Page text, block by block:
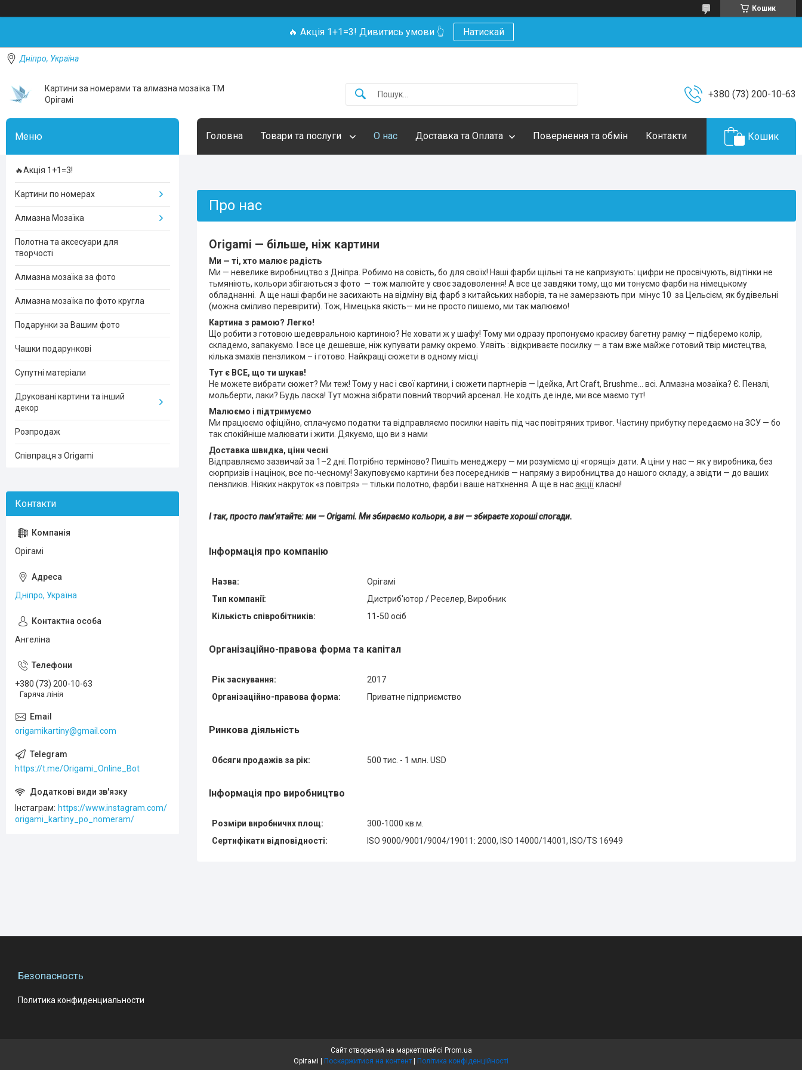
Кошик
🔥 Акція 1+1=3! Дивитись умови 👆 Натискай
Дніпро, Україна
Картини за номерами та алмазна мозаїка ТМ
Орігамі
+380 (73) 200-10-63
Головна Товари та послуги О нас Доставка та Оплата Повернення та обмін Контакти Кошик
Про нас
Origami — більше, ніж картини
Ми — ті, хто малює радість
Ми — невелике виробництво з Дніпра. Робимо на совість, бо для своїх! Наші фарби щільні та не капризують: цифри не просвічують, відтінки не
тьмяніють, кольори збігаються з фото — тож малюйте у своє задоволення! А все це завдяки тому, що ми тонуємо фарби на німецькому
обладнанні. А ще наші фарби не засихають на відміну від фарб з китайських наборів, та не замерзають при мінус 10 за Цельсієм, як будівельні
(можна сміливо перевірити). Тож, Німецька якість— ми не просто пишемо, ми так малюємо!
Картина з рамою? Легко!
Що робити з готовою шедевральною картиною? Не ховати ж у шафу! Тому ми одразу пропонуємо красиву багетну рамку — підберемо колір,
складемо, запакуємо. І все це дешевше, ніж купувати рамку окремо. Уявіть : відкриваєте посилку — а там вже майже готовий твір мистецтва,
кілька змахів пензликом – і готово. Найкращі сюжети в одному місці
Тут є ВСЕ, що ти шукав!
Не можете вибрати сюжет? Ми теж! Тому у нас і свої картини, і сюжети партнерів — Ідейка, Art Craft, Brushme… всі. Алмазна мозаїка? Є. Пензлі,
мольберти, лаки? Будь ласка! Тут можна зібрати повний творчий арсенал. Не ходіть де інде, ми все маємо тут!
Малюємо і підтримуємо
Ми працюємо офіційно, сплачуємо податки та відправляємо посилки навіть під час повітряних тривог. Частину прибутку передаємо на ЗСУ — бо
так спокійніше малювати і жити. Дякуємо, що ви з нами
Доставка швидка, ціни чесні
Відправляємо зазвичай за 1–2 дні. Потрібно терміново? Пишіть менеджеру — ми розуміємо ці «горящі» дати. А ціни у нас — як у виробника, без
сюрпризів і націнок, все по-чесному! Закуповуємо картини без посередників — напряму з виробництва до нашого складу, а звідти — до ваших
пензликів. Ніяких накруток «з повітря» — тільки полотно, фарби і ваше натхнення. А ще в насакціїкласні!
І так, просто пам’ятайте: ми — Origami. Ми збираємо кольори, а ви — збираєте хороші спогади.
Інформація про компанію
Назва:
Орігамі
Тип компанії:
Дистриб'ютор / Реселер, Виробник
Кількість співробітників:
11-50 осіб
Організаційно-правова форма та капітал
Рік заснування:
2017
Організаційно-правова форма:
Приватне підприємство
Ринкова діяльність
Обсяги продажів за рік: 500 тис. - 1 млн. USD
Інформація про виробництво
Розміри виробничих площ:
300-1000 кв.м.
Сертифікати відповідності:
ISO 9000/9001/9004/19011: 2000, ISO 14000/14001, ISO/TS 16949
🔥Акція 1+1=3!
Картини по номерах
Алмазна Мозаїка
Полотна та аксесуари для
творчості
Алмазна мозаїка за фото
Алмазна мозаїка по фото кругла
Подарунки за Вашим фото
Чашки подарункові
Супутні матеріали
Друковані картини та інший
декор
Розпродаж
Співпраця з Origami
Орігамі
Дніпро, Україна
Ангеліна
+380 (73) 200-10-63
Гаряча лінія
origamikartiny@gmail.com
https://t.me/Origami_Online_Bot
Інстаграм
https://www.instagram.com/
origami_kartiny_po_nomeram/
Безопасность
Политика конфиденциальности
Сайт створений на маркетплейсі Prom.ua
Поскаржитися на контент Політика конфіденційності